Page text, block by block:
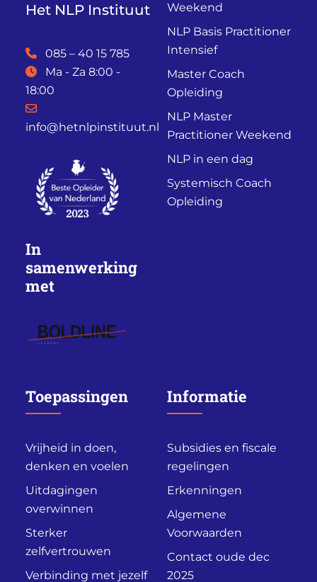
Het NLP Instituut
085 – 40 15 785
Ma - Za 8:00 -
18:00
info@hetnlpinstituut.nl
In
samenwerking
met
Weekend
NLP Basis Practitioner
Intensief
Master Coach
Opleiding
NLP Master
Practitioner Weekend
NLP in een dag
Systemisch Coach
Opleiding
Toepassingen
Vrijheid in doen,
denken en voelen
Uitdagingen
overwinnen
Sterker
zelfvertrouwen
Verbinding met jezelf
Informatie
Subsidies en fiscale
regelingen
Erkenningen
Algemene
Voorwaarden
Contact oude dec
2025